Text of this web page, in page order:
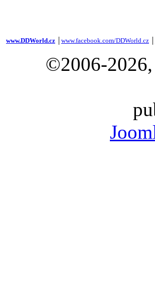
www.DDWorld.cz www.facebook.com/DDWorld.cz
©2006-2026,